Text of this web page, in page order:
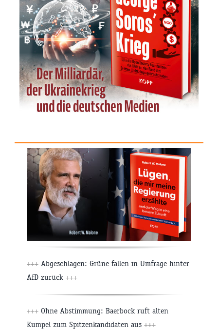
+++ Abgeschlagen: Grüne fallen in Umfrage hinter
AfD zurück +++
+++ Ohne Abstimmung: Baerbock ruft alten
Kumpel zum Spitzenkandidaten aus +++